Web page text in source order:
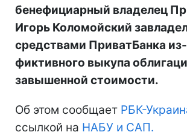
бенефициарный владелец
Игорь Коломойский
средствами ПриватБанка
фиктивного выкупа
завышенной стоимости.
Об этом сообщает РБК-
ссылкой на НАБУ и САП.